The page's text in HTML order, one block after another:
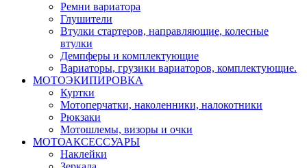
Ремни вариатора
Глушители
Втулки стартеров, направляющие, колесные
втулки
Демпферы и комплектующие
Вариаторы, грузики вариаторов, комплектующие.
МОТОЭКИПИРОВКА
Куртки
Мотоперчатки, наколенники, налокотники
Рюкзаки
Мотошлемы, визоры и очки
МОТОАКСЕССУАРЫ
Наклейки